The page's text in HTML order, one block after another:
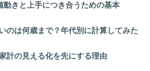
きと上手につき合うための基本
のは何歳まで？年代別に計算してみた
計の見える化を先にする理由